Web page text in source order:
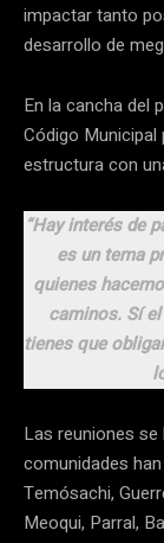
impactar tanto
desarrollo de
En la cancha del
Código
estructura con
“Hay interés de
es un tema
quienes
caminos. Sí
tienes que
Las reuniones
comunidades
Temósachi,
Meoqui, Parral,